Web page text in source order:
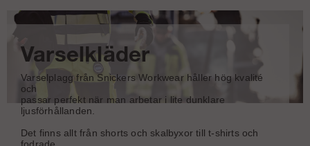
Varselkläder
Varselplagg från Snickers Workwear håller hög kvalité
och
passar perfekt när man arbetar i lite dunklare
ljusförhållanden.
Det finns allt från shorts och skalbyxor till t-shirts och